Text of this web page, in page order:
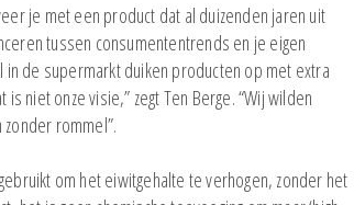
je met een product dat al duizenden jaren uit
tussen consumententrends en je eigen
in de supermarkt duiken producten op met extra
niet onze visie,” zegt Ten Berge. “Wij wilden
rommel”.
om het eiwitgehalte te verhogen, zonder het